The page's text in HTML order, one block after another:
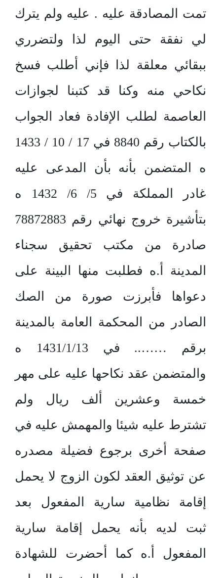
تمت المصادقة عليه . عليه ولم يترك
لي نفقة حتى اليوم لذا ولتضرري
ببقائي معلقة لذا فإني أطلب فسخ
نكاحي منه وكنا قد كتبنا لجوازات
العاصمة لطلب الإفادة فعاد الجواب
بالكتاب رقم 8840 في 17 / 10 / 1433
ه المتضمن بأنه بأن المدعى عليه
غادر المملكة في 5/ 6/ 1432 ه
بتأشيرة خروج نهائي رقم 78872883
صادرة من مكتب تحقيق سجناء
المدينة أ.ه فطلبت منها البينة على
دعواها فأبرزت صورة من الصك
الصادر من المحكمة العامة بالمدينة
برقم …….. في 1431/1/13 ه
والمتضمن عقد نكاحها عليه على مهر
خمسة وعشرين ألف ريال ولم
تشترط عليه شيئا والمهمش عليه في
صفحة أخرى برجوع فضيلة مصدره
عن توثيق العقد لكون الزوج لا يحمل
إقامة نظامية سارية المفعول بعد
ثبت لديه بأنه يحمل إقامة سارية
المفعول أ.ه كما أحضرت للشهادة